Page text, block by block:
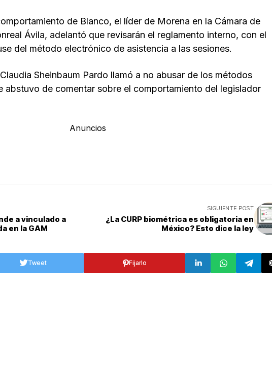
de Blanco, el líder de Morena en la Cámara de
Ávila, adelantó que revisarán el reglamento interno, con el
del método electrónico de asistencia a las sesiones.
Sheinbaum Pardo llamó a no abusar de los métodos
abstuvo de comentar sobre el comportamiento del legislador
Anuncios
a vinculado a
en la GAM
SIGUIENTE POST
¿La CURP biométrica es obligatoria en
México? Esto dice la ley
Tweet Fijarlo